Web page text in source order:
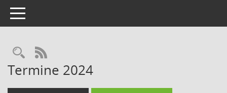
Toggle navigation
Rechercheauswahl
RSS-Feed
Termine 2024